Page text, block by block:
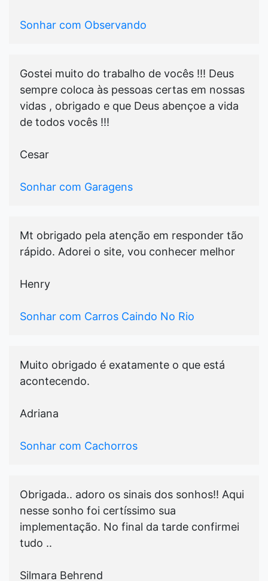
Sonhar com Observando
Gostei muito do trabalho de vocês !!! Deus
sempre coloca às pessoas certas em nossas
vidas , obrigado e que Deus abençoe a vida
de todos vocês !!!
Cesar
Sonhar com Garagens
Mt obrigado pela atenção em responder tão
rápido. Adorei o site, vou conhecer melhor
Henry
Sonhar com Carros Caindo No Rio
Muito obrigado é exatamente o que está
acontecendo.
Adriana
Sonhar com Cachorros
Obrigada.. adoro os sinais dos sonhos!! Aqui
nesse sonho foi certíssimo sua
implementação. No final da tarde confirmei
tudo ..
Silmara Behrend